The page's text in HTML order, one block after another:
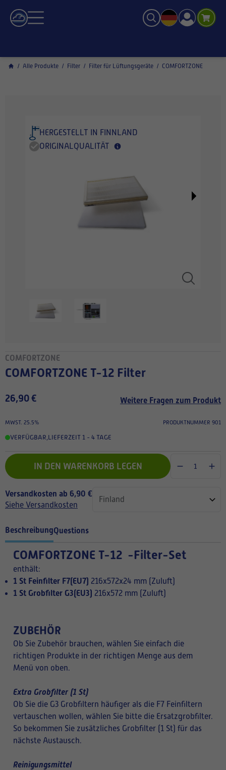
/ Alle Produkte / Filter / Filter für Lüftungsgeräte / COMFORTZONE
HERGESTELLT IN FINNLAND
ORIGINALQUALITÄT
COMFORTZONE
COMFORTZONE T-12 Filter
26,90 € Weitere Fragen zum Produkt
MWST. 25.5% PRODUKTNUMMER 901
VERFÜGBAR LIEFERZEIT 1 - 4 TAGE
IN DEN WARENKORB LEGEN
Versandkosten ab 6,90 €
Siehe Versandkosten
BeschreibungQuestions
COMFORTZONE T-12 -Filter-Set
enthält:
1 St Feinfilter F7(EU7) 216x572x24 mm (Zuluft)
1 St Grobfilter G3(EU3) 216x572 mm (Zuluft)
ZUBEHÖR
Ob Sie Zubehör brauchen, wählen Sie einfach die
richtigen Produkte in der richtigen Menge aus dem
Menü von oben.
Extra Grobfilter (1 St)
Ob Sie die G3 Grobfiltern häufiger als die F7 Feinfiltern
vertauschen wollen, wählen Sie bitte die Ersatzgrobfilter.
So bekommen Sie zusätzliches Grobfilter (1 St) für das
nächste Austausch.
Reinigungsmittel